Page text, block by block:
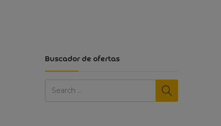
Buscador de ofertas